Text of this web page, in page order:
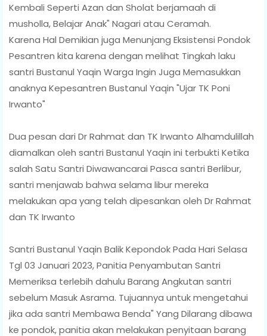
Kembali Seperti Azan dan Sholat berjamaah di
musholla, Belajar Anak" Nagari atau Ceramah.
Karena Hal Demikian juga Menunjang Eksistensi Pondok
Pesantren kita karena dengan melihat Tingkah laku
santri Bustanul Yaqin Warga Ingin Juga Memasukkan
anaknya Kepesantren Bustanul Yaqin "Ujar TK Poni
Irwanto"
Dua pesan dari Dr Rahmat dan TK Irwanto Alhamdulillah
diamalkan oleh santri Bustanul Yaqin ini terbukti Ketika
salah Satu Santri Diwawancarai Pasca santri Berlibur,
santri menjawab bahwa selama libur mereka
melakukan apa yang telah dipesankan oleh Dr Rahmat
dan TK Irwanto
Santri Bustanul Yaqin Balik Kepondok Pada Hari Selasa
Tgl 03 Januari 2023, Panitia Penyambutan Santri
Memeriksa terlebih dahulu Barang Angkutan santri
sebelum Masuk Asrama. Tujuannya untuk mengetahui
jika ada santri Membawa Benda" Yang Dilarang dibawa
ke pondok, panitia akan melakukan penyitaan barang